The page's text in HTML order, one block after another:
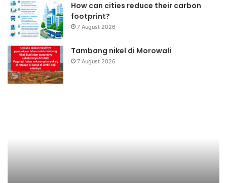
How can cities reduce their carbon
footprint?
7 August 2026
Tambang nikel di Morowali
7 August 2026